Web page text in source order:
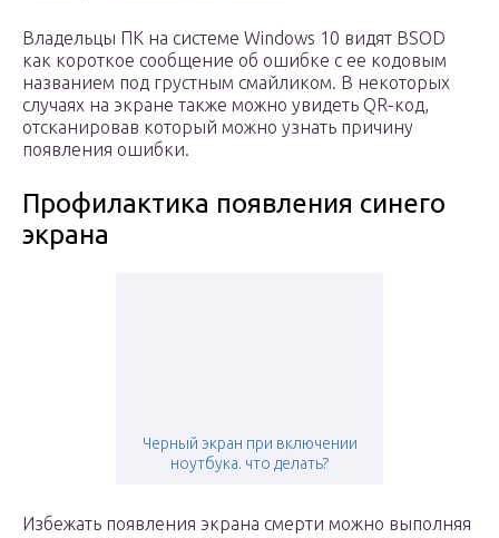
Владельцы ПК на системе Windows 10 видят ВSOD
как короткое сообщение об ошибке с ее кодовым
названием под грустным смайликом. В некоторых
случаях на экране также можно увидеть QR-код,
отсканировав который можно узнать причину
появления ошибки.
Профилактика появления синего
экрана
Черный экран при включении
ноутбука. что делать?
Избежать появления экрана смерти можно выполняя